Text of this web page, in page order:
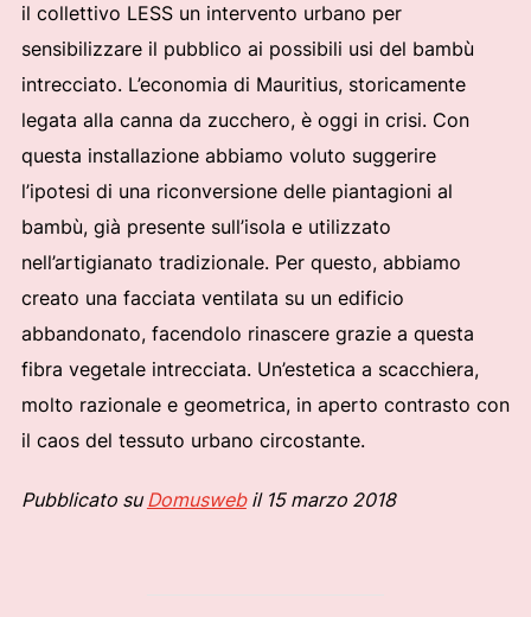
il collettivo LESS un intervento urbano per
sensibilizzare il pubblico ai possibili usi del bambù
intrecciato. L’economia di Mauritius, storicamente
legata alla canna da zucchero, è oggi in crisi. Con
questa installazione abbiamo voluto suggerire
l’ipotesi di una riconversione delle piantagioni al
bambù, già presente sull’isola e utilizzato
nell’artigianato tradizionale. Per questo, abbiamo
creato una facciata ventilata su un edificio
abbandonato, facendolo rinascere grazie a questa
fibra vegetale intrecciata. Un’estetica a scacchiera,
molto razionale e geometrica, in aperto contrasto con
il caos del tessuto urbano circostante.
Pubblicato suDomuswebil 15 marzo 2018